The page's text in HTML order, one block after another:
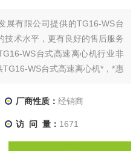
展有限公司提供的TG16-WS台
技术水平，更有良好的售后服务
WS台式高速离心机行业非
WS台式高速离心机*，*惠
厂商性质： 经销商
访 问 量： 1671